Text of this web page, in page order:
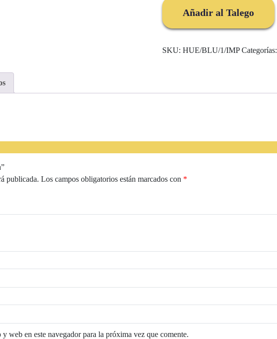
Añadir al Talego
SKU:HUE/BLU/1/IMP Categorías:
publicada. Los campos obligatorios están marcados con *
web en este navegador para la próxima vez que comente.